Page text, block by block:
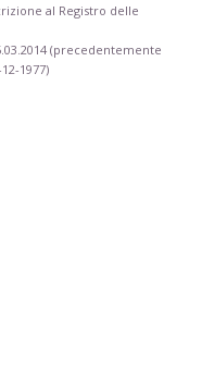
al Registro delle
(precedentemente
1977)